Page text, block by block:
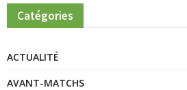
Catégories
ACTUALITÉ
AVANT-MATCHS